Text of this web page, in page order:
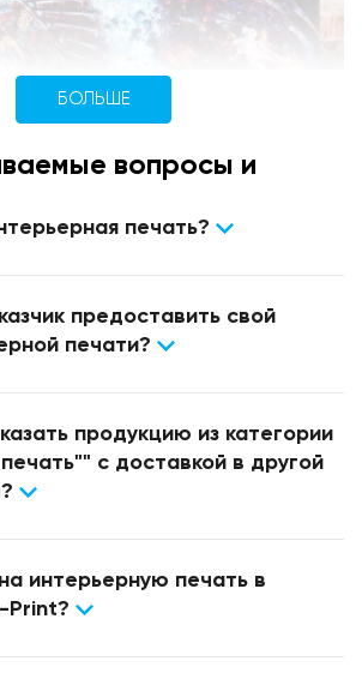
БОЛЬШЕ
вопросы и
печать?
предоставить свой
печати?
продукцию из категории
с доставкой в другой
интерьерную печать в
Print?